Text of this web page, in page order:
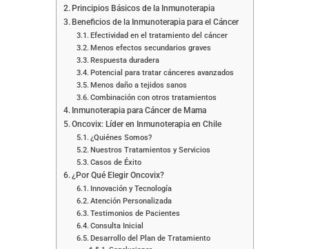
Principios Básicos de la Inmunoterapia
Beneficios de la Inmunoterapia para el Cáncer
Efectividad en el tratamiento del cáncer
Menos efectos secundarios graves
Respuesta duradera
Potencial para tratar cánceres avanzados
Menos daño a tejidos sanos
Combinación con otros tratamientos
Inmunoterapia para Cáncer de Mama
Oncovix: Líder en Inmunoterapia en Chile
¿Quiénes Somos?
Nuestros Tratamientos y Servicios
Casos de Éxito
¿Por Qué Elegir Oncovix?
Innovación y Tecnología
Atención Personalizada
Testimonios de Pacientes
Consulta Inicial
Desarrollo del Plan de Tratamiento